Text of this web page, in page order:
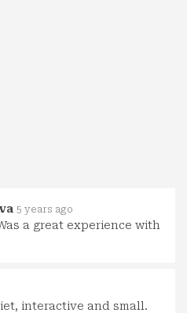
5 years ago
a great experience with
interactive and small.